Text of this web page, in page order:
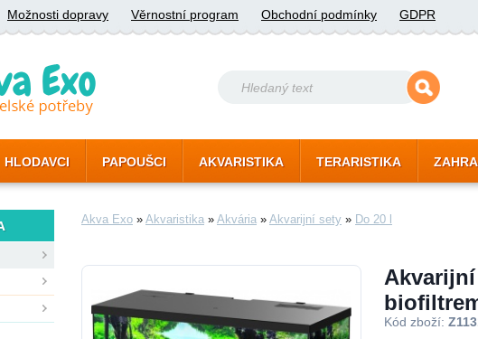
Možnosti dopravy Věrnostní program Obchodní podmínky GDPR
HLODAVCI PAPOUŠCI AKVARISTIKA TERARISTIKA
Akva Exo » Akvaristika » Akvária » Akvarijní sety » Do 20 l
Kód zboží: